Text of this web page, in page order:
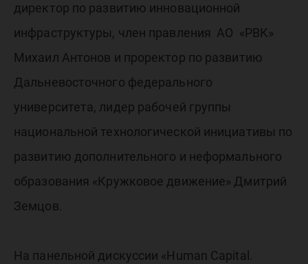
директор по развитию инновационной
инфраструктуры, член правления АО «РВК»
Михаил Антонов и проректор по развитию
Дальневосточного федерального
университета, лидер рабочей группы
национальной технологической инициативы по
развитию дополнительного и неформального
образования «Кружковое движение» Дмитрий
Земцов.
На панельной дискуссии «Human Capital.